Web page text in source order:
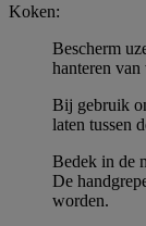
Koken:
Bescherm
hanteren
Bij gebruik
laten tussen
Bedek in de
De
worden.